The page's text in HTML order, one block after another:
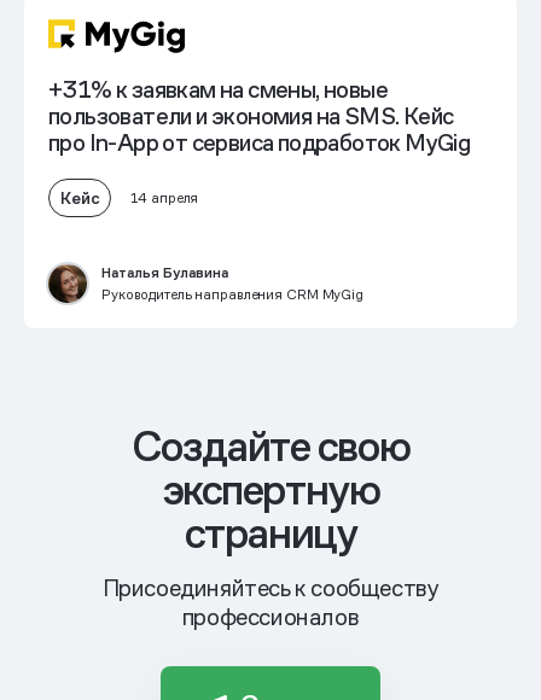
+31% к заявкам на смены, новые
пользователи и экономия на SMS. Кейс
про In-App от сервиса подработок MyGig
Кейс 14 апреля
Наталья Булавина
Руководитель направления CRM MyGig
Cоздайте свою
экспертную
страницу
Присоединяйтесь к сообществу
профессионалов